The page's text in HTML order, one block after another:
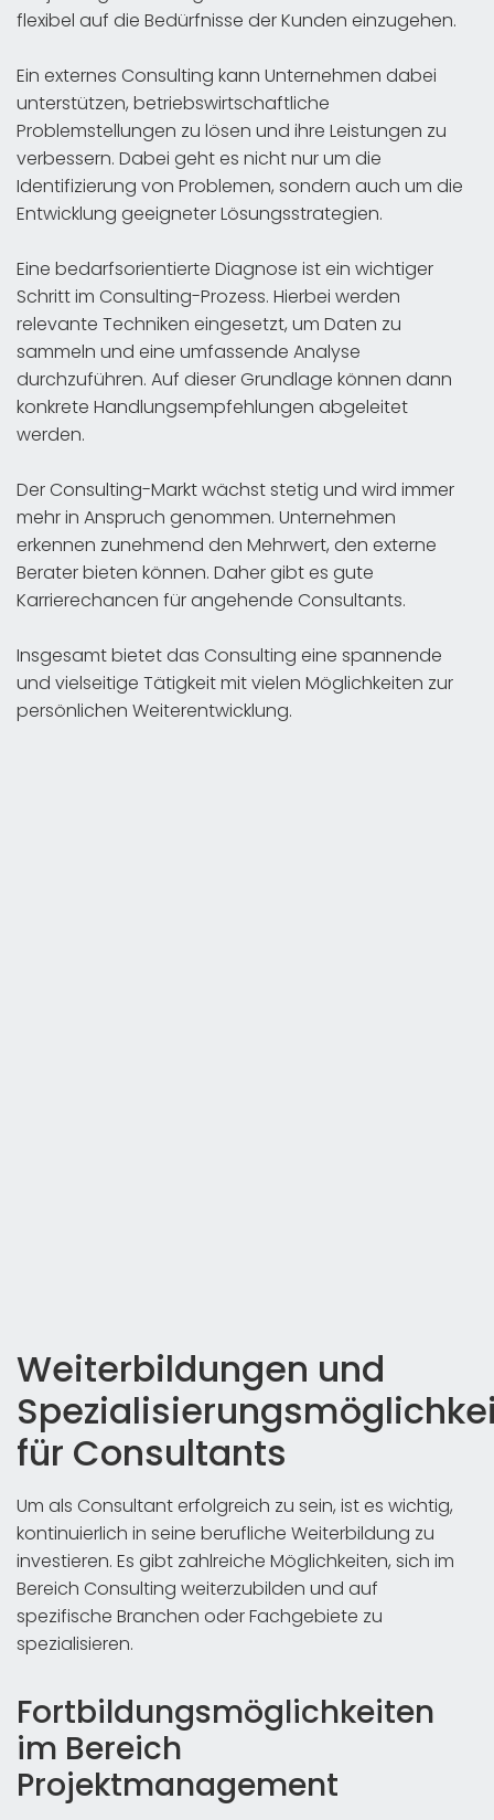
flexibel auf die Bedürfnisse der Kunden einzugehen.
Ein externes Consulting kann Unternehmen dabei
unterstützen, betriebswirtschaftliche
Problemstellungen zu lösen und ihre Leistungen zu
verbessern. Dabei geht es nicht nur um die
Identifizierung von Problemen, sondern auch um die
Entwicklung geeigneter Lösungsstrategien.
Eine bedarfsorientierte Diagnose ist ein wichtiger
Schritt im Consulting-Prozess. Hierbei werden
relevante Techniken eingesetzt, um Daten zu
sammeln und eine umfassende Analyse
durchzuführen. Auf dieser Grundlage können dann
konkrete Handlungsempfehlungen abgeleitet
werden.
Der Consulting-Markt wächst stetig und wird immer
mehr in Anspruch genommen. Unternehmen
erkennen zunehmend den Mehrwert, den externe
Berater bieten können. Daher gibt es gute
Karrierechancen für angehende Consultants.
Insgesamt bietet das Consulting eine spannende
und vielseitige Tätigkeit mit vielen Möglichkeiten zur
persönlichen Weiterentwicklung.
Weiterbildungen und
für Consultants
Um als Consultant erfolgreich zu sein, ist es wichtig,
kontinuierlich in seine berufliche Weiterbildung zu
investieren. Es gibt zahlreiche Möglichkeiten, sich im
Bereich Consulting weiterzubilden und auf
spezifische Branchen oder Fachgebiete zu
spezialisieren.
Fortbildungsmöglichkeiten
im Bereich
Projektmanagement